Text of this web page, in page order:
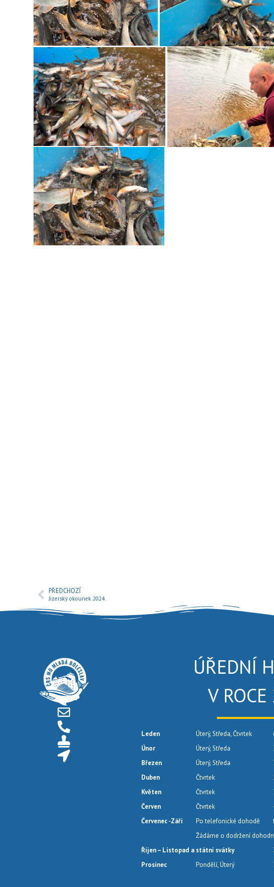
PŘEDCHOZÍ
Jizerský okounek 2024
ÚŘEDNÍ
V
Leden Úterý, Středa, Čtvrtek
Únor
Úterý, Středa
Březen
Úterý, Středa
Duben
Čtvrtek
Květen
Čtvrtek
Červen
Čtvrtek
Červenec -Září
Po telefonické dohodě
Žádáme o dodržení
Říjen – Listopad a státní svátky
Prosinec
Pondělí, Úterý